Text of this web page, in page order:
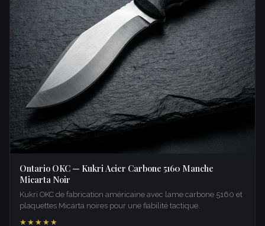
Ontario OKC — Kukri Acier Carbone 5160 Manche
Micarta Noir
Kukri OKC de fabrication américaine avec lame carbone 5160 et
plaquettes Micarta noires pour une fiabilité tactique.
★★★★★